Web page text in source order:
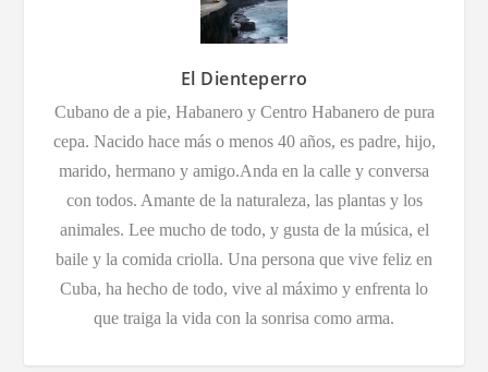
El Dienteperro
Cubano de a pie, Habanero y Centro Habanero de pura
cepa. Nacido hace más o menos 40 años, es padre, hijo,
marido, hermano y amigo.Anda en la calle y conversa
con todos. Amante de la naturaleza, las plantas y los
animales. Lee mucho de todo, y gusta de la música, el
baile y la comida criolla. Una persona que vive feliz en
Cuba, ha hecho de todo, vive al máximo y enfrenta lo
que traiga la vida con la sonrisa como arma.